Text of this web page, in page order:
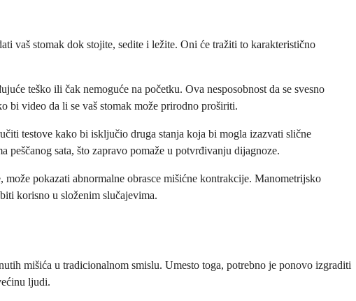
vaš stomak dok stojite, sedite i ležite. Oni će tražiti to karakteristično
teško ili čak nemoguće na početku. Ova nesposobnost da se svesno
bi video da li se vaš stomak može prirodno proširiti.
testove kako bi isključio druga stanja koja bi mogla izazvati slične
sata, što zapravo pomaže u potvrđivanju dijagnoze.
pokazati abnormalne obrasce mišićne kontrakcije. Manometrijsko
korisno u složenim slučajevima.
mišića u tradicionalnom smislu. Umesto toga, potrebno je ponovo izgraditi
ljudi.